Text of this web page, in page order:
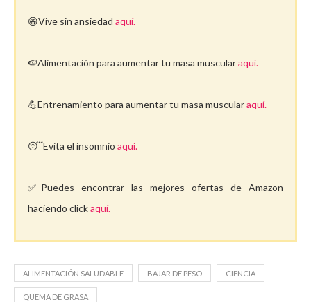
😁Vive sin ansiedad aquí.
🍉Alimentación para aumentar tu masa muscularaquí.
💪Entrenamiento para aumentar tu masa muscularaquí.
😴Evita el insomnio aquí.
✅Puedes encontrar las mejores ofertas de Amazon
haciendo clickaquí.
ALIMENTACIÓN SALUDABLE BAJAR DE PESO CIENCIA
QUEMA DE GRASA